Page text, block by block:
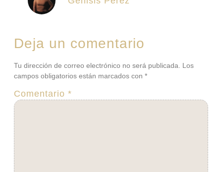
Deja un comentario
Tu dirección de correo electrónico no será publicada.
Los
campos obligatorios están marcados con *
Comentario *